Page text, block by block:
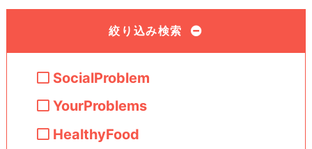
絞り込み検索
SocialProblem
YourProblems
HealthyFood